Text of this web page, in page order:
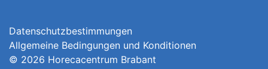
Datenschutzbestimmungen
Allgemeine Bedingungen und Konditionen
© 2026 Horecacentrum Brabant